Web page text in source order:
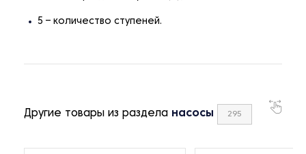
5 – количество ступеней.
Другие товары из раздела насосы 295